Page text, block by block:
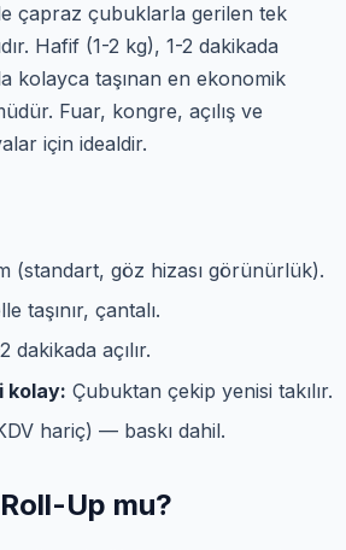
çapraz çubuklarla gerilen tek
Hafif (1-2 kg), 1-2 dakikada
kolayca taşınan en ekonomik
Fuar, kongre, açılış ve
için idealdir.
(standart, göz hizası görünürlük).
taşınır, çantalı.
dakikada açılır.
kolay: Çubuktan çekip yenisi takılır.
hariç) — baskı dahil.
Up mu?